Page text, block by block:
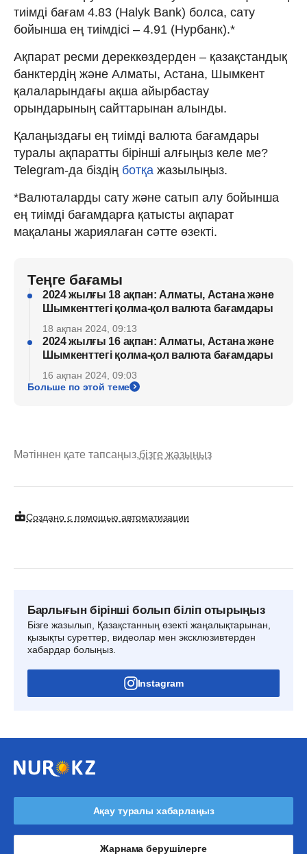
тиімді бағам 4.83 (Halyk Bank) болса, сату
бойынша ең тиімдісі – 4.91 (Нурбанк).*
Ақпарат ресми дереккөздерден – қазақстандық
банктердің және Алматы, Астана, Шымкент
қалаларындағы ақша айырбастау
орындарының сайттарынан алынды.
Қалаңыздағы ең тиімді валюта бағамдары
туралы ақпаратты бірінші алғыңыз келе ме?
Telegram-да біздің ботқа жазылыңыз.
*Валюталарды сату және сатып алу бойынша
ең тиімді бағамдарға қатысты ақпарат
мақаланы жариялаған сәтте өзекті.
Теңге бағамы
2024 жылғы 18 ақпан: Алматы, Астана және
Шымкенттегі қолма-қол валюта бағамдары
18 ақпан 2024, 09:13
2024 жылғы 16 ақпан: Алматы, Астана және
Шымкенттегі қолма-қол валюта бағамдары
16 ақпан 2024, 09:03
Больше по этой теме
Мәтіннен қате тапсаңыз,бізге жазыңыз
Создано с помощью автоматизации
Барлығын бірінші болып біліп отырыңыз
Бізге жазылып, Қазақстанның өзекті жаңалықтарынан,
қызықты суреттер, видеолар мен эксклюзивтерден
хабардар болыңыз.
Instagram
Ақау туралы хабарлаңыз
Жарнама берушілерге